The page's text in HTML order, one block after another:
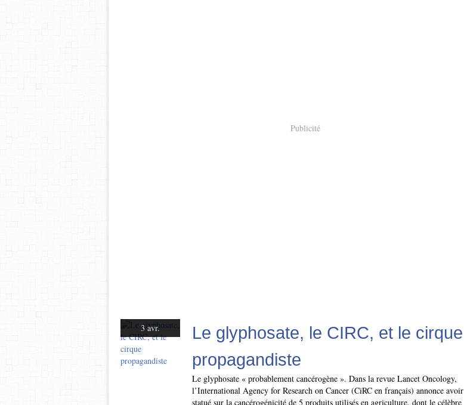
Publicité
3 avr.
Le glyphosate, le CIRC, et le cirque
propagandiste
Le glyphosate « probablement cancérogène ». Dans la revue Lancet Oncology,
l’International Agency for Research on Cancer (CiRC en français) annonce avoir
statué sur la cancérogénicité de 5 produits utilisés en agriculture, dont le célèbre